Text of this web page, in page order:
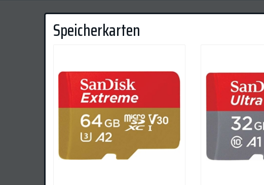
Speicherkarten